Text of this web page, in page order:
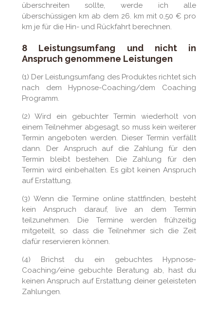
überschreiten sollte, werde ich alle
überschüssigen km ab dem 26. km mit 0,50 € pro
km je für die Hin- und Rückfahrt berechnen.
8 Leistungsumfang und nicht in
Anspruch genommene Leistungen
(1) Der Leistungsumfang des Produktes richtet sich
nach dem Hypnose-Coaching/dem Coaching
Programm.
(2) Wird ein gebuchter Termin wiederholt von
einem Teilnehmer abgesagt, so muss kein weiterer
Termin angeboten werden. Dieser Termin verfällt
dann. Der Anspruch auf die Zahlung für den
Termin bleibt bestehen. Die Zahlung für den
Termin wird einbehalten. Es gibt keinen Anspruch
auf Erstattung.
(3) Wenn die Termine online stattfinden, besteht
kein Anspruch darauf, live an dem Termin
teilzunehmen. Die Termine werden frühzeitig
mitgeteilt, so dass die Teilnehmer sich die Zeit
dafür reservieren können.
(4) Brichst du ein gebuchtes Hypnose-
Coaching/eine gebuchte Beratung ab, hast du
keinen Anspruch auf Erstattung deiner geleisteten
Zahlungen.